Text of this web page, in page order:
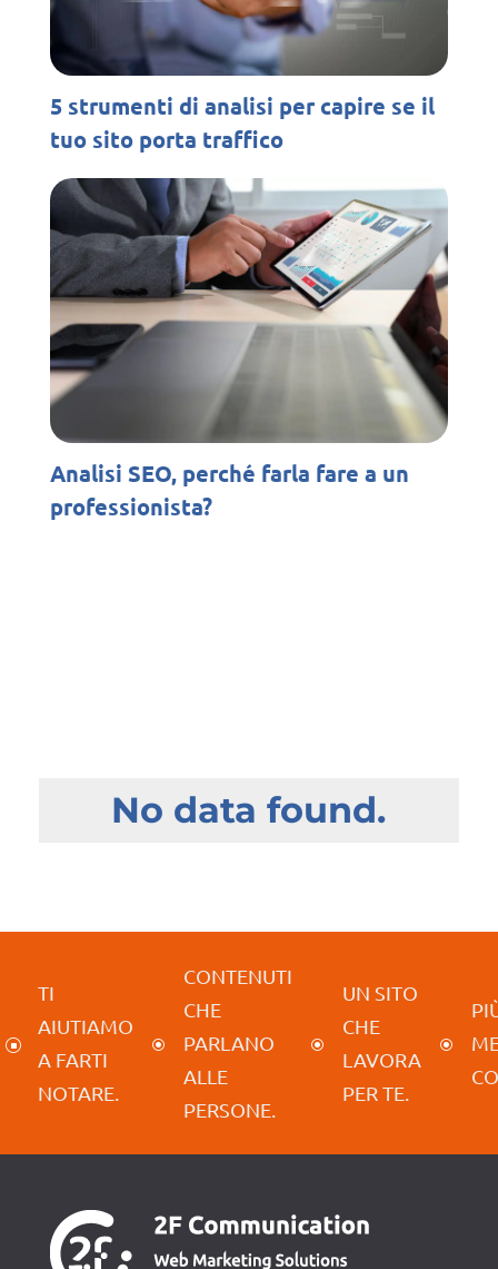
5 strumenti di analisi per capire se il
tuo sito porta traffico
Analisi SEO, perché farla fare a un
professionista?
No data found.
]
TI
AIUTIAMO
A FARTI
NOTARE.
\
CONTENUTI
CHE
PARLANO
ALLE
PERSONE.
\
UN SITO
CHE
LAVORA
PER TE.
\